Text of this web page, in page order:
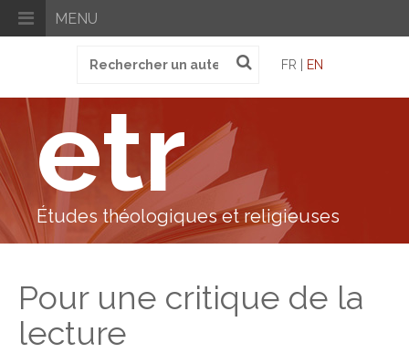
MENU
pour
FR | EN
etr
Études théologiques et religieuses
Pour une critique de la
lecture